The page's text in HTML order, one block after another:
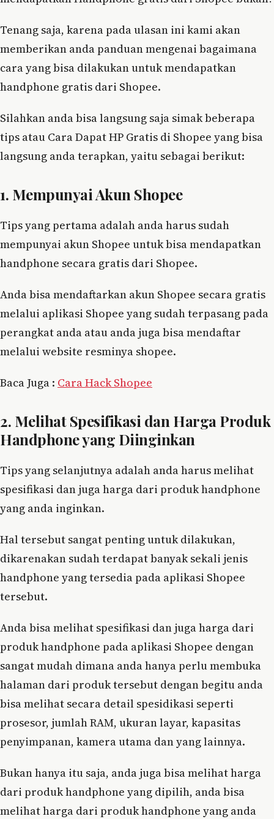
Tenang saja, karena pada ulasan ini kami akan
memberikan anda panduan mengenai bagaimana
cara yang bisa dilakukan untuk mendapatkan
handphone gratis dari Shopee.
Silahkan anda bisa langsung saja simak beberapa
tips atau Cara Dapat HP Gratis di Shopee yang bisa
langsung anda terapkan, yaitu sebagai berikut:
1. Mempunyai Akun Shopee
Tips yang pertama adalah anda harus sudah
mempunyai akun Shopee untuk bisa mendapatkan
handphone secara gratis dari Shopee.
Anda bisa mendaftarkan akun Shopee secara gratis
melalui aplikasi Shopee yang sudah terpasang pada
perangkat anda atau anda juga bisa mendaftar
melalui website resminya shopee.
Baca Juga : Cara Hack Shopee
2. Melihat Spesifikasi dan Harga Produk
Handphone yang Diinginkan
Tips yang selanjutnya adalah anda harus melihat
spesifikasi dan juga harga dari produk handphone
yang anda inginkan.
Hal tersebut sangat penting untuk dilakukan,
dikarenakan sudah terdapat banyak sekali jenis
handphone yang tersedia pada aplikasi Shopee
tersebut.
Anda bisa melihat spesifikasi dan juga harga dari
produk handphone pada aplikasi Shopee dengan
sangat mudah dimana anda hanya perlu membuka
halaman dari produk tersebut dengan begitu anda
bisa melihat secara detail spesidikasi seperti
prosesor, jumlah RAM, ukuran layar, kapasitas
penyimpanan, kamera utama dan yang lainnya.
Bukan hanya itu saja, anda juga bisa melihat harga
dari produk handphone yang dipilih, anda bisa
melihat harga dari produk handphone yang anda